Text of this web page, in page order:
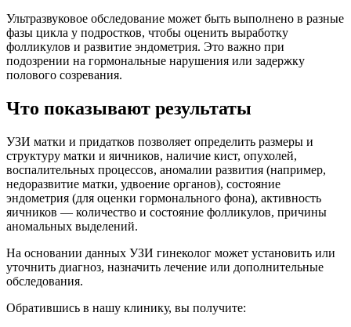
Ультразвуковое обследование может быть выполнено в разные
фазы цикла у подростков, чтобы оценить выработку
фолликулов и развитие эндометрия. Это важно при
подозрении на гормональные нарушения или задержку
полового созревания.
Что показывают результаты
УЗИ матки и придатков позволяет определить размеры и
структуру матки и яичников, наличие кист, опухолей,
воспалительных процессов, аномалии развития (например,
недоразвитие матки, удвоение органов), состояние
эндометрия (для оценки гормонального фона), активность
яичников — количество и состояние фолликулов, причины
аномальных выделений.
На основании данных УЗИ гинеколог может установить или
уточнить диагноз, назначить лечение или дополнительные
обследования.
Обратившись в нашу клинику, вы получите: